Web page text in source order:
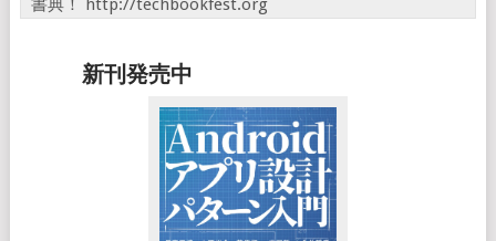
書典！ http://techbookfest.org
新刊発売中